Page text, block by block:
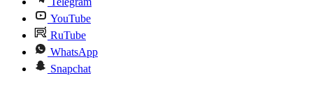
YouTube
RuTube
WhatsApp
Snapchat